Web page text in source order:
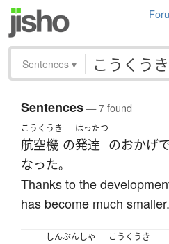
Sentences ▾
Sentences— 7 found
こうくうき
航空機 の
はったつ
発達 のおかげ
なった。
Thanks to the
has become much smaller.
しんぶんしゃ こうくうき